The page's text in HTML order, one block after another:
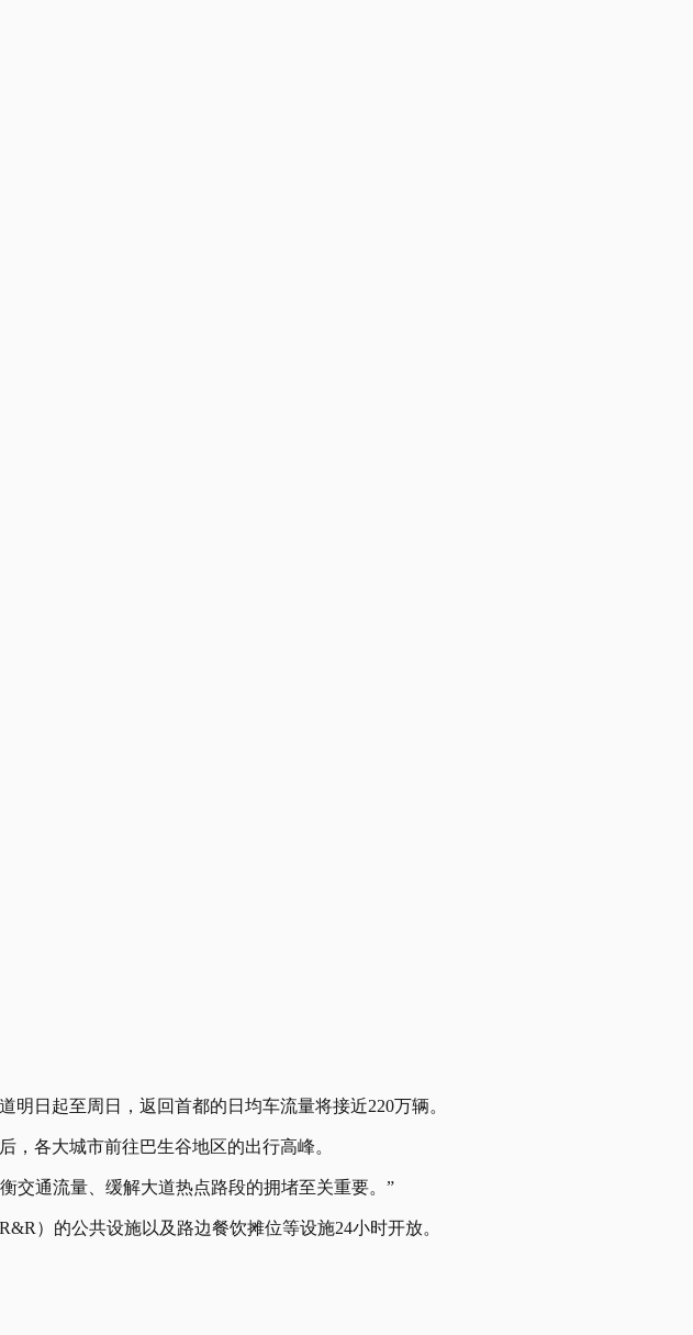
日起至周日，返回首都的日均车流量将接近220万辆。
各大城市前往巴生谷地区的出行高峰。
交通流量、缓解大道热点路段的拥堵至关重要。”
）的公共设施以及路边餐饮摊位等设施24小时开放。